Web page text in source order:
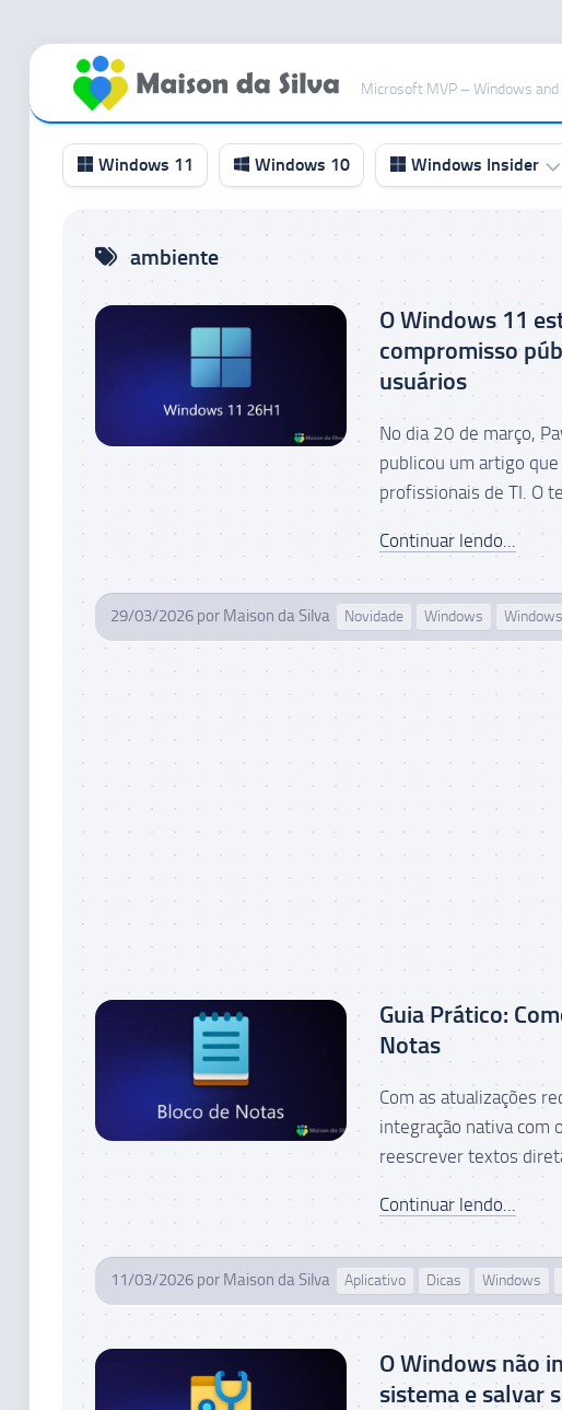
conteúdo
Microsoft MVP – Windows and
Windows 11 Windows 10 Windows Insider
Canal
Beta
Canal
Dev
Canal
Canary
ambiente
O Windows 11
compromisso
usuários
No dia 20 de março,
publicou um artigo
profissionais de TI. O
Continuar lendo...
29/03/2026 por Maison da Silva Novidade Windows
Guia Prático:
Notas
Com as atualizações
integração nativa com
reescrever textos
Continuar lendo...
11/03/2026 por Maison da Silva Aplicativo Dicas Windows
O Windows não
sistema e salvar